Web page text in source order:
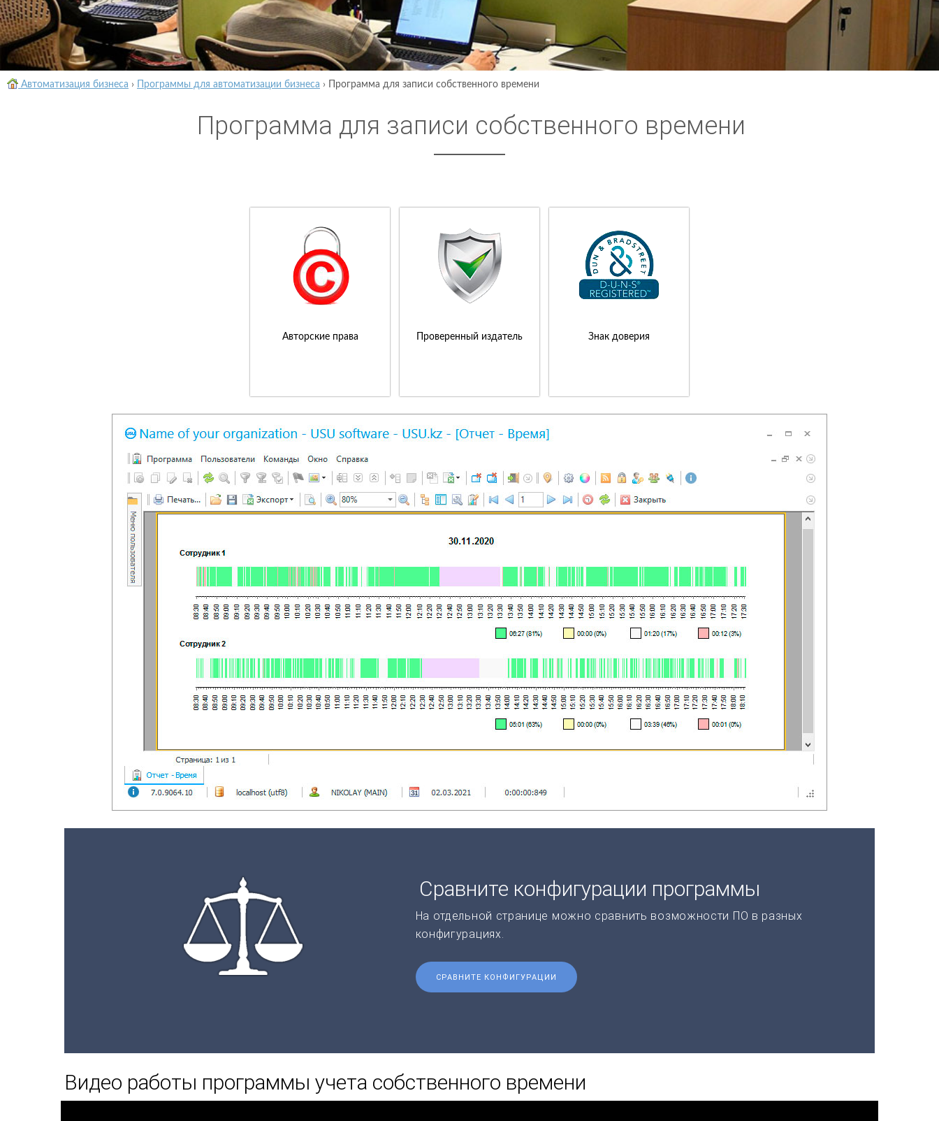
Автоматизация бизнеса › Программы для автоматизации бизнеса › Программа для записи собственного времени
Программа для записи собственного времени
Авторские права Проверенный издатель Знак доверия
Сравните конфигурации программы
На отдельной странице можно сравнить возможности ПО в разных
конфигурациях.
СРАВНИТЕ КОНФИГУРАЦИИ
Видео работы программы учета собственного времени